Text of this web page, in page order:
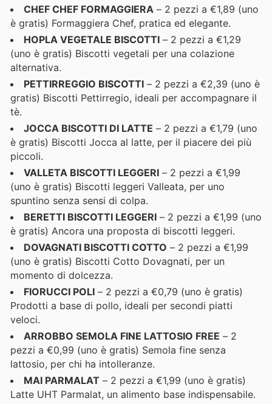
CHEF CHEF FORMAGGIERA – 2 pezzi a €1,89 (uno
è gratis) Formaggiera Chef, pratica ed elegante.
HOPLA VEGETALE BISCOTTI – 2 pezzi a €1,29
(uno è gratis) Biscotti vegetali per una colazione
alternativa.
PETTIRREGGIO BISCOTTI – 2 pezzi a €2,39 (uno è
gratis) Biscotti Pettirregio, ideali per accompagnare il
tè.
JOCCA BISCOTTI DI LATTE – 2 pezzi a €1,79 (uno
è gratis) Biscotti Jocca al latte, per il piacere dei più
piccoli.
VALLETA BISCOTTI LEGGERI – 2 pezzi a €1,99
(uno è gratis) Biscotti leggeri Valleata, per uno
spuntino senza sensi di colpa.
BERETTI BISCOTTI LEGGERI – 2 pezzi a €1,99 (uno
è gratis) Ancora una proposta di biscotti leggeri.
DOVAGNATI BISCOTTI COTTO – 2 pezzi a €1,99
(uno è gratis) Biscotti Cotto Dovagnati, per un
momento di dolcezza.
FIORUCCI POLI – 2 pezzi a €0,79 (uno è gratis)
Prodotti a base di pollo, ideali per secondi piatti
veloci.
ARROBBO SEMOLA FINE LATTOSIO FREE – 2
pezzi a €0,99 (uno è gratis) Semola fine senza
lattosio, per chi ha intolleranze.
MAI PARMALAT – 2 pezzi a €1,99 (uno è gratis)
Latte UHT Parmalat, un alimento base indispensabile.